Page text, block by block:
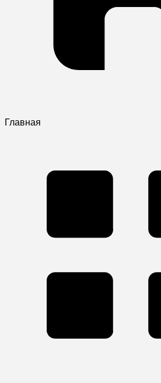
Главная